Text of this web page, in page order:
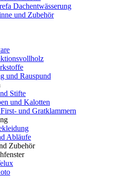
Dachentwässerung
und Zubehör
und Rauspund
Stifte
und Kalotten
und Gratklammern
Abläufe
Zubehör